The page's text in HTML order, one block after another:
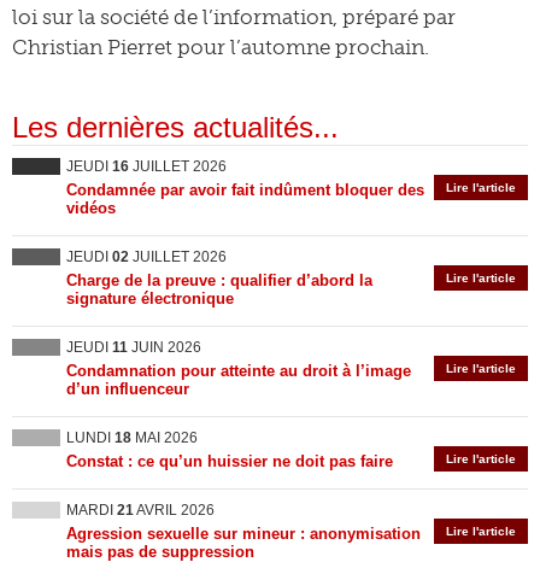
loi sur la société de l’information, préparé par
Christian Pierret pour l’automne prochain.
Les dernières actualités...
JEUDI 16 JUILLET 2026
Lire l'article
Condamnée par avoir fait indûment bloquer des
vidéos
JEUDI 02 JUILLET 2026
Lire l'article
Charge de la preuve : qualifier d’abord la
signature électronique
JEUDI 11 JUIN 2026
Lire l'article
Condamnation pour atteinte au droit à l’image
d’un influenceur
LUNDI 18 MAI 2026
Lire l'article
Constat : ce qu’un huissier ne doit pas faire
MARDI 21AVRIL 2026
Lire l'article
Agression sexuelle sur mineur : anonymisation
mais pas de suppression